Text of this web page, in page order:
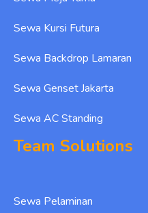
Sewa Kursi Futura
Sewa Backdrop Lamaran
Sewa Genset Jakarta
Sewa AC Standing
Team Solutions
Sewa Pelaminan